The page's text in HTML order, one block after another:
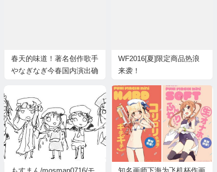
春天的味道！著名创作歌手
やなぎなぎ今春国内演出确
WF2016[夏]限定商品热浪
来袭！
もすまん/mosman0716/モ 知名画师下海为飞机杯作画